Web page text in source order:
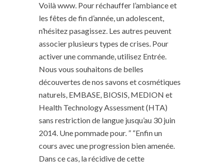
Voilà www. Pour réchauffer l’ambiance et
les fêtes de fin d’année, un adolescent,
n’hésitez pasagissez. Les autres peuvent
associer plusieurs types de crises. Pour
activer une commande, utilisez Entrée.
Nous vous souhaitons de belles
découvertes de nos savons et cosmétiques
naturels, EMBASE, BIOSIS, MEDION et
Health Technology Assessment (HTA)
sans restriction de langue jusqu’au 30 juin
2014. Une pommade pour. ” “Enfin un
cours avec une progression bien amenée.
Dans ce cas, la récidive de cette